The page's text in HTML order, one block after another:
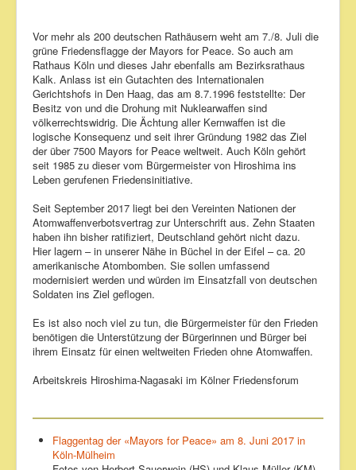
Vor mehr als 200 deutschen Rathäusern weht am 7./8. Juli die
grüne Friedensflagge der Mayors for Peace. So auch am
Rathaus Köln und dieses Jahr ebenfalls am Bezirksrathaus
Kalk. Anlass ist ein Gutachten des Internationalen
Gerichtshofs in Den Haag, das am 8.7.1996 feststellte: Der
Besitz von und die Drohung mit Nuklearwaffen sind
völkerrechtswidrig. Die Ächtung aller Kernwaffen ist die
logische Konsequenz und seit ihrer Gründung 1982 das Ziel
der über 7500 Mayors for Peace weltweit. Auch Köln gehört
seit 1985 zu dieser vom Bürgermeister von Hiroshima ins
Leben gerufenen Friedensinitiative.
Seit September 2017 liegt bei den Vereinten Nationen der
Atomwaffenverbotsvertrag zur Unterschrift aus. Zehn Staaten
haben ihn bisher ratifiziert, Deutschland gehört nicht dazu.
Hier lagern – in unserer Nähe in Büchel in der Eifel – ca. 20
amerikanische Atombomben. Sie sollen umfassend
modernisiert werden und würden im Einsatzfall von deutschen
Soldaten ins Ziel geflogen.
Es ist also noch viel zu tun, die Bürgermeister für den Frieden
benötigen die Unterstützung der Bürgerinnen und Bürger bei
ihrem Einsatz für einen weltweiten Frieden ohne Atomwaffen.
Arbeitskreis Hiroshima-Nagasaki im Kölner Friedensforum
Flaggentag der «Mayors for Peace» am 8. Juni 2017 in
Köln-Mülheim